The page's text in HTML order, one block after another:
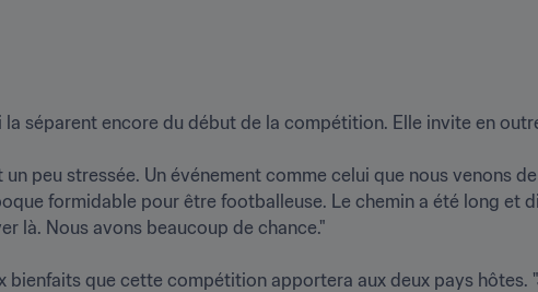
séparent encore du début de la compétition. Elle invite en
peu stressée. Un événement comme celui que nous venons
formidable pour être footballeuse. Le chemin a été long et
là. Nous avons beaucoup de chance."
bienfaits que cette compétition apportera aux deux pays hôtes.